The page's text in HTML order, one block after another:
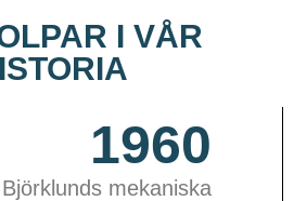
I VÅR
1960
mekaniska